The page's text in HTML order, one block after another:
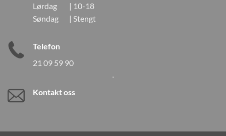
Lørdag | 10-18
Søndag | Stengt
Telefon
21 09 59 90
Kontakt oss